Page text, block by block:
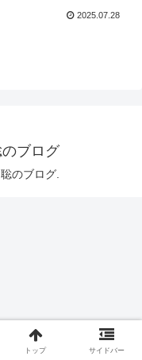
2025.07.28
ブログ
のブログ.
トップ サイドバー